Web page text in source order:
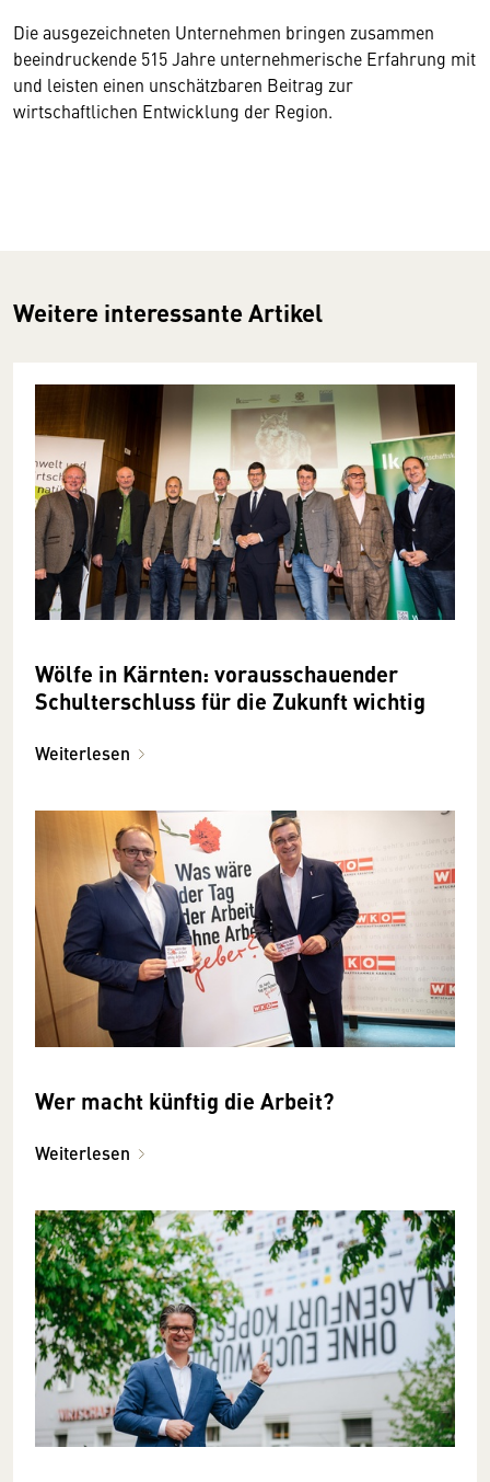
Die ausgezeichneten Unternehmen bringen zusammen
beeindruckende 515 Jahre unternehmerische Erfahrung mit
und leisten einen unschätzbaren Beitrag zur
wirtschaftlichen Entwicklung der Region.
Weitere interessante Artikel
Wölfe in Kärnten: vorausschauender
Schulterschluss für die Zukunft wichtig
Weiterlesen
Wer macht künftig die Arbeit?
Weiterlesen